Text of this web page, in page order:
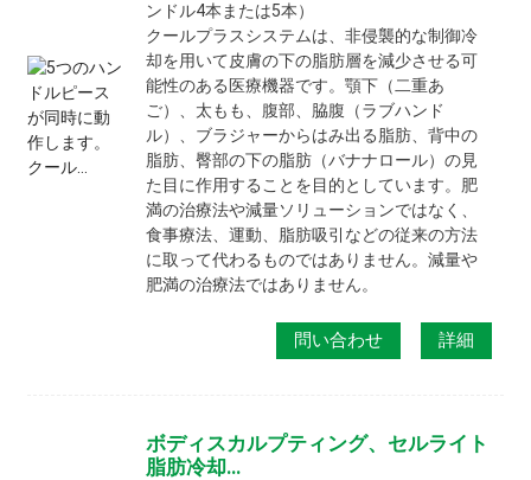
ンドル4本または5本）
クールプラスシステムは、非侵襲的な制御冷
却を用いて皮膚の下の脂肪層を減少させる可
能性のある医療機器です。顎下（二重あ
ご）、太もも、腹部、脇腹（ラブハンド
ル）、ブラジャーからはみ出る脂肪、背中の
脂肪、臀部の下の脂肪（バナナロール）の見
た目に作用することを目的としています。肥
満の治療法や減量ソリューションではなく、
食事療法、運動、脂肪吸引などの従来の方法
に取って代わるものではありません。減量や
肥満の治療法ではありません。
問い合わせ 詳細
ボディスカルプティング、セルライト
脂肪冷却…